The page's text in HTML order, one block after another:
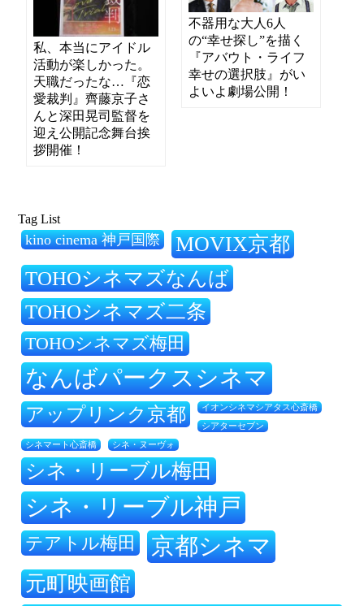
私、本当にアイドル
活動が楽しかった。
天職だったな…『恋
愛裁判』齊藤京子さ
んと深田晃司監督を
迎え公開記念舞台挨
拶開催！
不器用な大人6人
の“幸せ探し”を描く
『アバウト・ライフ
幸せの選択肢』がい
よいよ劇場公開！
Tag List
kino cinema 神戸国際 MOVIX京都
TOHOシネマズなんば
TOHOシネマズ二条
TOHOシネマズ梅田
なんばパークスシネマ
アップリンク京都 イオンシネマシアタス心斎橋
シアターセブン
シネマート心斎橋 シネ・ヌーヴォ
シネ・リーブル梅田
シネ・リーブル神戸
テアトル梅田 京都シネマ
元町映画館